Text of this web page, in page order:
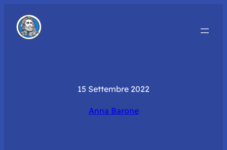
15 Settembre 2022
Anna Barone